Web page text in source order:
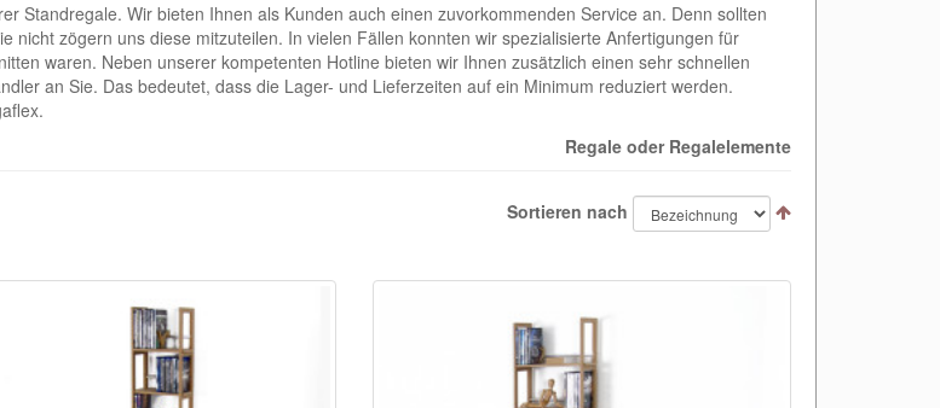
Standregale. Wir bieten Ihnen als Kunden auch einen zuvorkommenden Service an. Denn sollten
nicht zögern uns diese mitzuteilen. In vielen Fällen konnten wir spezialisierte Anfertigungen für
waren. Neben unserer kompetenten Hotline bieten wir Ihnen zusätzlich einen sehr schnellen
an Sie. Das bedeutet, dass die Lager- und Lieferzeiten auf ein Minimum reduziert werden.
Regale oder Regalelemente
Sortieren nach